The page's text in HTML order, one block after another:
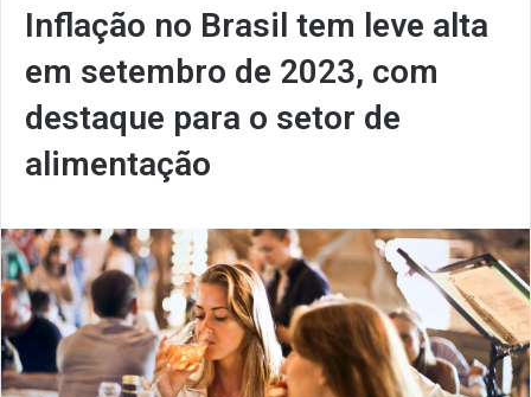
Inflação no Brasil tem leve alta
em setembro de 2023, com
destaque para o setor de
alimentação